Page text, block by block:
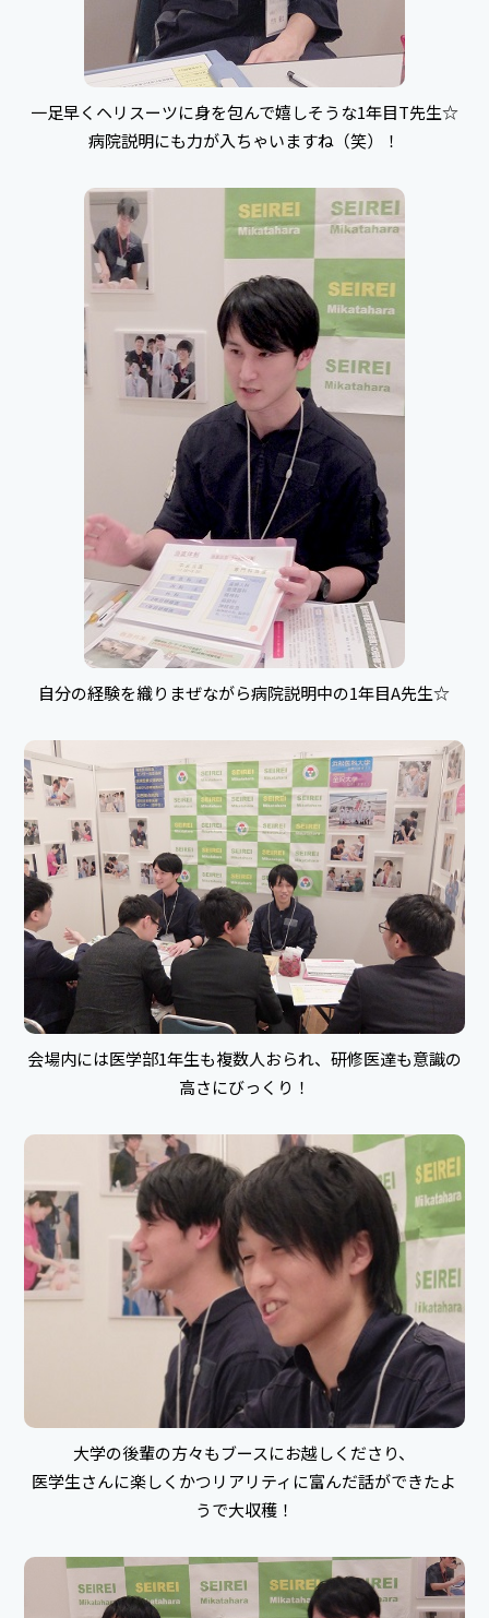
一足早くヘリスーツに身を包んで嬉しそうな1年目T先生☆
病院説明にも力が入ちゃいますね（笑）！
自分の経験を織りまぜながら病院説明中の1年目A先生☆
会場内には医学部1年生も複数人おられ、研修医達も意識の
高さにびっくり！
大学の後輩の方々もブースにお越しくださり、
医学生さんに楽しくかつリアリティに富んだ話ができたよ
うで大収穫！